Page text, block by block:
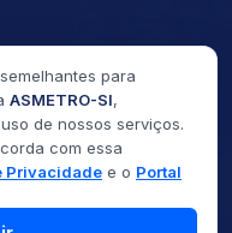
para
ASMETRO-SI,
de nossos serviços.
com essa
Privacidade e o Portal